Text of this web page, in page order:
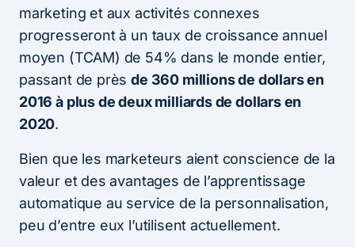
marketing et aux activités connexes
progresseront à un taux de croissance annuel
moyen (TCAM) de 54% dans le monde entier,
passant de prèsde 360 millions de dollars en
2016 à plus de deux milliards de dollars en
2020.
Bien que les marketeurs aient conscience de la
valeur et des avantages de l’apprentissage
automatique au service de la personnalisation,
peu d’entre eux l’utilisent actuellement.